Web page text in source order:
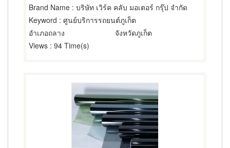
Brand Name : บริษัท เวิร์ค คลับ มอเตอร์ กรุ๊ป จำกัด
Keyword : ศูนย์บริการรถยนต์ภูเก็ต
อำเภอถลาง
จังหวัดภูเก็ต
Views : 94 Time(s)